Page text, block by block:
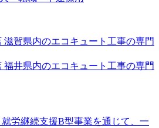
滋賀県内のエコキュート工事の専門
福井県内のエコキュート工事の専門
就労継続支援B型事業を通じて、一